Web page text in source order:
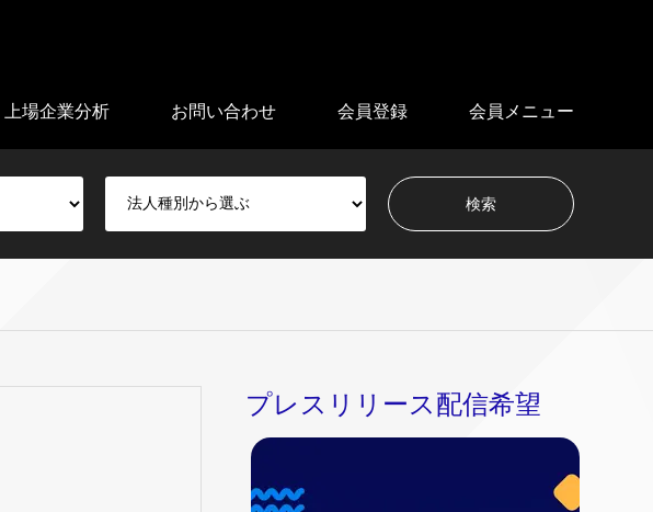
上場企業分析 お問い合わせ 会員登録 会員メニュー
プレスリリース配信希望